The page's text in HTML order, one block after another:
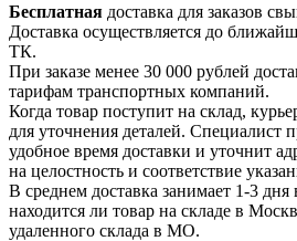
Бесплатная доставка для заказов
Доставка осуществляется до
ТК.
При заказе менее 30 000 рублей
тарифам транспортных компаний.
Когда товар поступит на склад,
для уточнения деталей. Специалист
удобное время доставки и уточнит
на целостность и соответствие
В среднем доставка занимает 1-3 дня
находится ли товар на складе в
удаленного склада в МО.